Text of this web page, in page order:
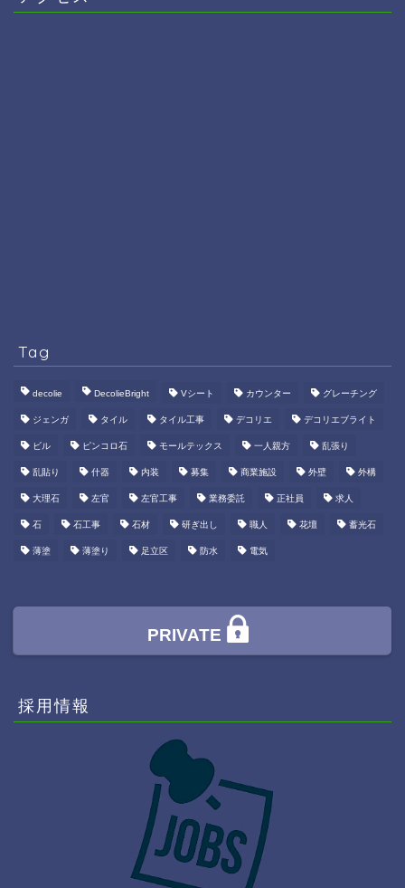
Tag
decolie DecolieBright Vシート カウンター グレーチング
ジェンガ タイル タイル工事 デコリエ デコリエブライト
ビル ピンコロ石 モールテックス 一人親方 乱張り
乱貼り 什器 内装 募集 商業施設 外壁 外構
大理石 左官 左官工事 業務委託 正社員 求人
石 石工事 石材 研ぎ出し 職人 花壇 蓄光石
薄塗 薄塗り 足立区 防水 電気
PRIVATE
採用情報